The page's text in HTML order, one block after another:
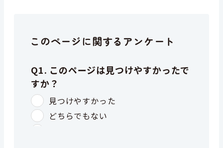
このページに関するアンケート